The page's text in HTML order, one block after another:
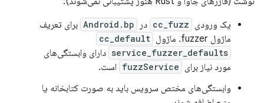
یک ورودی cc_fuzz در Android.bp برای تعریف
ماژول fuzzer. ماژول
cc_default
service_fuzzer_defaults دارای وابستگی‌های
مورد نیاز برای fuzzService است.
وابستگی‌های مختص سرویس باید به صورت کتابخانه یا